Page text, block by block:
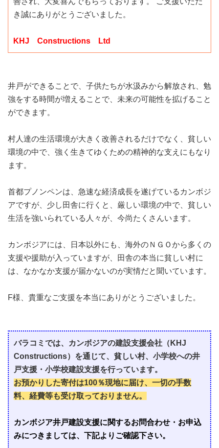
き誠にありがとうございました。
KHJ Constructions Ltd
井戸ができることで、子供たちが水汲みから解放され、勉
強をする時間が増えることで、未来の可能性を拡げること
ができます。
村人達の生活環境が大きく改善されるだけでなく、貧しい
環境の中で、強く生きてゆくための精神的な支えにもなり
ます。
首都プノンペンは、急速な経済成長を遂げているカンボジ
アですが、少し田舎に行くと、厳しい環境の中で、貧しい
生活を強いられている人々が、今尚たくさんいます。
カンボジアには、日本以外にも、海外のＮＧＯから多くの
支援や援助が入っていますが、田舎の本当に貧しい村に
は、なかなか支援が届かないのが実情だと聞いています。
F様、貴重なご支援を本当にありがとうございました。
バラコミでは、カンボジアの建設支援会社（KHJ
Constructions）を通じて、貧しい村、小学校への井
戸支援・小学校建設支援を行っています。
お預かりした寄付は100％現地に届け、一切の手数
料、経費等も受け取っておりません。
カンボジア井戸建設支援に関するお問合わせ・お申込
みにつきましては、下記よりご確認下さい。